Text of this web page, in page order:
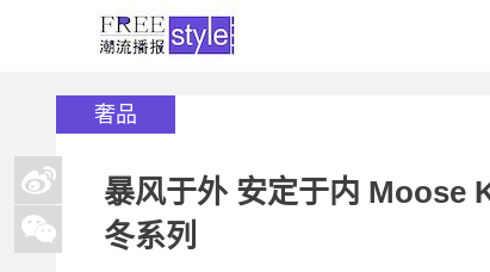
奢品
暴风于外 安定于内 Moose
冬系列